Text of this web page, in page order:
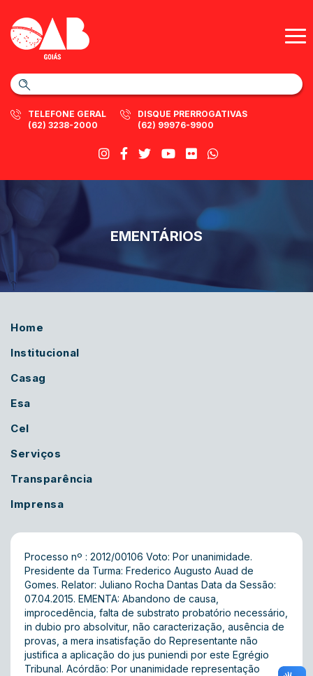
TELEFONE GERAL
(62) 3238-2000
DISQUE PRERROGATIVAS
(62) 99976-9900
EMENTÁRIOS
Home
Institucional
Casag
Esa
Cel
Serviços
Transparência
Imprensa
Processo nº : 2012/00106 Voto: Por unanimidade.
Presidente da Turma: Frederico Augusto Auad de
Gomes. Relator: Juliano Rocha Dantas Data da Sessão:
07.04.2015. EMENTA: Abandono de causa,
improcedência, falta de substrato probatório necessário,
in dubio pro absolvitur, não caracterização, ausência de
provas, a mera insatisfação do Representante não
justifica a aplicação do jus puniendi por este Egrégio
Tribunal. Acórdão: Por unanimidade representação